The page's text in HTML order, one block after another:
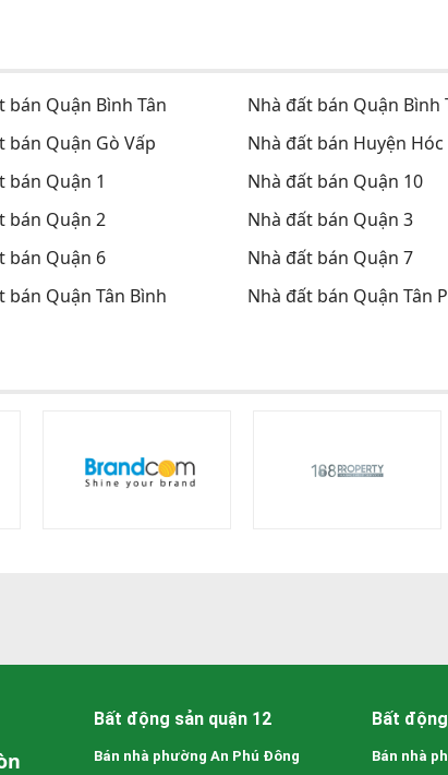
bán Quận Bình Tân Nhà đất bán Quận Bình
bán Quận Gò Vấp Nhà đất bán Huyện
bán Quận 1 Nhà đất bán Quận 10
bán Quận 2 Nhà đất bán Quận 3
bán Quận 6 Nhà đất bán Quận 7
bán Quận Tân Bình Nhà đất bán Quận Tân
Bất động sản quận 12
Bán nhà phường An Phú Đông
Bất
Bán nhà